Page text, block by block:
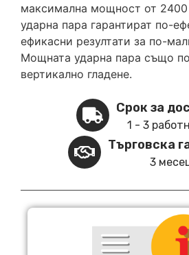
максимална мощност от
ударна пара гарантират по-
ефикасни резултати за по-
Мощната ударна пара също
вертикално гладене.
Срок за
1 - 3
Търговска
3